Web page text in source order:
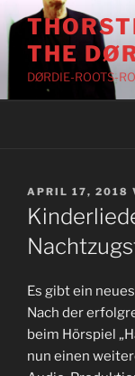
Inhalt
springen
THE
DØRDIE-ROOTS-
AM
APRIL 17, 2018
Es gibt ein
Nach der
beim Hörspiel
nun einen